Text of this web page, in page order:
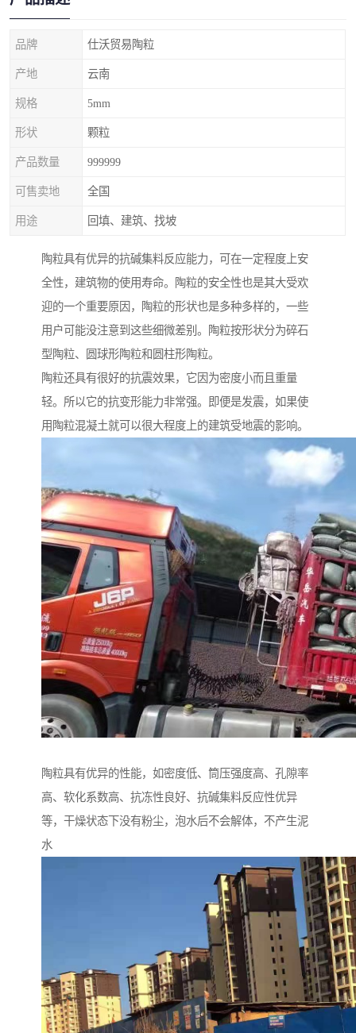
品牌 仕沃贸易陶粒
产地 云南
规格 5mm
形状 颗粒
产品数量 999999
可售卖地 全国
用途 回填、建筑、找坡
陶粒具有优异的抗碱集料反应能力，可在一定程度上安
全性，建筑物的使用寿命。陶粒的安全性也是其大受欢
迎的一个重要原因，陶粒的形状也是多种多样的，一些
用户可能没注意到这些细微差别。陶粒按形状分为碎石
型陶粒、圆球形陶粒和圆柱形陶粒。
陶粒还具有很好的抗震效果，它因为密度小而且重量
轻。所以它的抗变形能力非常强。即便是发震，如果使
用陶粒混凝土就可以很大程度上的建筑受地震的影响。
陶粒具有优异的性能，如密度低、筒压强度高、孔隙率
高、软化系数高、抗冻性良好、抗碱集料反应性优异
等，干燥状态下没有粉尘，泡水后不会解体，不产生泥
水